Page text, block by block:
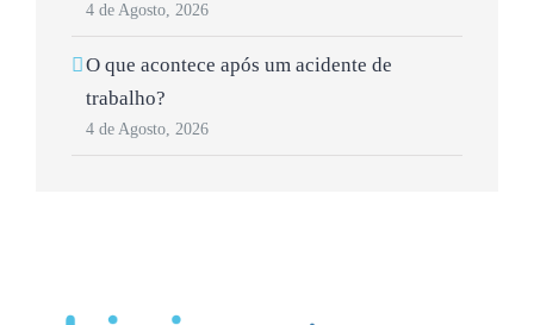
4 de Agosto, 2026
O que acontece após um acidente de
trabalho?
4 de Agosto, 2026